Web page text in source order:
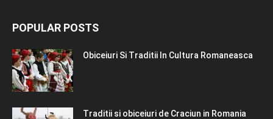
POPULAR POSTS
Obiceiuri Si Traditii In Cultura Romaneasca
Traditii si obiceiuri de Craciun in Romania